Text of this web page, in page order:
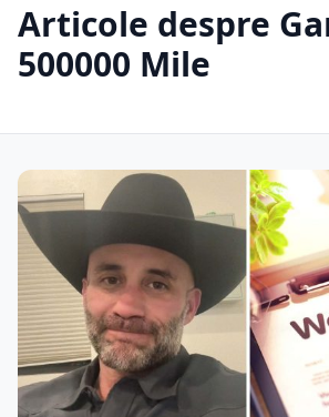
Articole despre
500000 Mile